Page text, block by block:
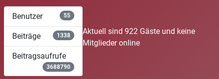
Benutzer 55
Beiträge 1338
Beitragsaufrufe
3688790
Aktuell sind 922 Gäste und keine
Mitglieder online